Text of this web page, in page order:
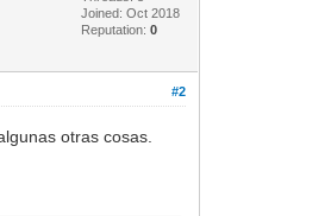
Joined: Oct 2018
Reputation:0
#2
otras cosas.